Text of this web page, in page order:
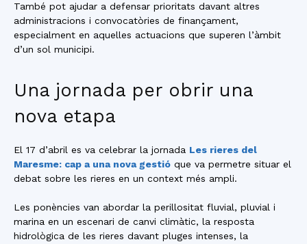
També pot ajudar a defensar prioritats davant altres
administracions i convocatòries de finançament,
especialment en aquelles actuacions que superen l’àmbit
d’un sol municipi.
Una jornada per obrir una
nova etapa
El 17 d’abril es va celebrar la jornada Les rieres del
Maresme: cap a una nova gestió que va permetre situar el
debat sobre les rieres en un context més ampli.
Les ponències van abordar la perillositat fluvial, pluvial i
marina en un escenari de canvi climàtic, la resposta
hidrològica de les rieres davant pluges intenses, la